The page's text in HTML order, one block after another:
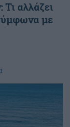
αλλάζει
με